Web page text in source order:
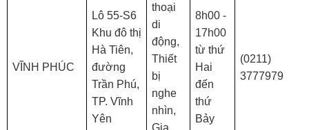
VĨNH PHÚC
Lô 55-S6
Khu đô thị
Hà Tiên,
đường
Trần Phú,
TP. Vĩnh
Yên
thoại
di
động,
Thiết
bị
nghe
nhìn,
Gia
8h00 -
17h00
từ thứ
Hai
đến
thứ
Bảy
(0211)
3777979